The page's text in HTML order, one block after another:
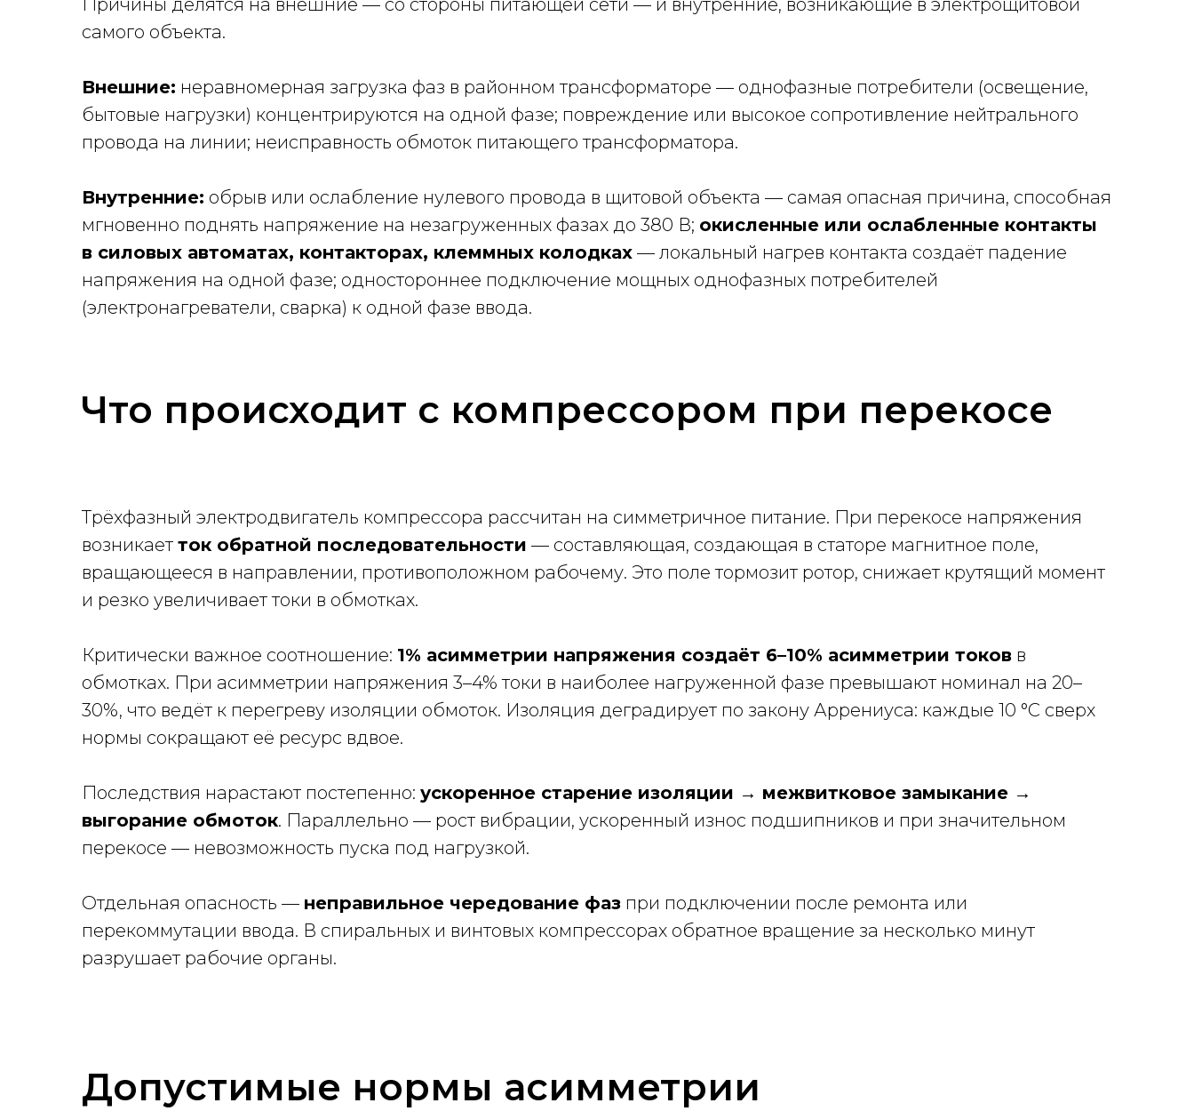
Причины делятся на внешние — со стороны питающей сети — и внутренние, возникающие в электрощитовой
самого объекта.
Внешние: неравномерная загрузка фаз в районном трансформаторе — однофазные потребители (освещение,
бытовые нагрузки) концентрируются на одной фазе; повреждение или высокое сопротивление нейтрального
провода на линии; неисправность обмоток питающего трансформатора.
Внутренние: обрыв или ослабление нулевого провода в щитовой объекта — самая опасная причина, способная
мгновенно поднять напряжение на незагруженных фазах до 380 В; окисленные или ослабленные контакты
в силовых автоматах, контакторах, клеммных колодках — локальный нагрев контакта создаёт падение
напряжения на одной фазе; одностороннее подключение мощных однофазных потребителей
(электронагреватели, сварка) к одной фазе ввода.
Что происходит с компрессором при перекосе
Трёхфазный электродвигатель компрессора рассчитан на симметричное питание. При перекосе напряжения
возникает ток обратной последовательности — составляющая, создающая в статоре магнитное поле,
вращающееся в направлении, противоположном рабочему. Это поле тормозит ротор, снижает крутящий момент
и резко увеличивает токи в обмотках.
Критически важное соотношение: 1% асимметрии напряжения создаёт 6–10% асимметрии токов в
обмотках. При асимметрии напряжения 3–4% токи в наиболее нагруженной фазе превышают номинал на 20–
30%, что ведёт к перегреву изоляции обмоток. Изоляция деградирует по закону Аррениуса: каждые 10 °C сверх
нормы сокращают её ресурс вдвое.
Последствия нарастают постепенно: ускоренное старение изоляции → межвитковое замыкание →
выгорание обмоток. Параллельно — рост вибрации, ускоренный износ подшипников и при значительном
перекосе — невозможность пуска под нагрузкой.
Отдельная опасность — неправильное чередование фаз при подключении после ремонта или
перекоммутации ввода. В спиральных и винтовых компрессорах обратное вращение за несколько минут
разрушает рабочие органы.
Допустимые нормы асимметрии